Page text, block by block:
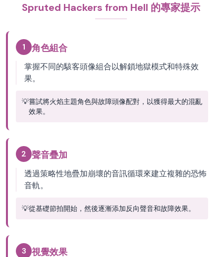
Spruted Hackers from Hell 的專家提示
1 角色組合
掌握不同的駭客頭像組合以解鎖地獄模式和特殊效
果。
💡嘗試將火焰主題角色與故障頭像配對，以獲得最大的混亂
效果。
2 聲音疊加
透過策略性地疊加崩壞的音訊循環來建立複雜的恐怖
音軌。
💡從基礎節拍開始，然後逐漸添加反向聲音和故障效果。
3 視覺效果